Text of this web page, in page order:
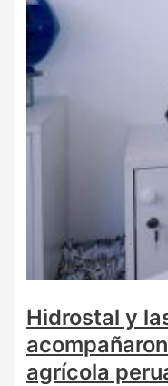
Hidrostal y
agrícola